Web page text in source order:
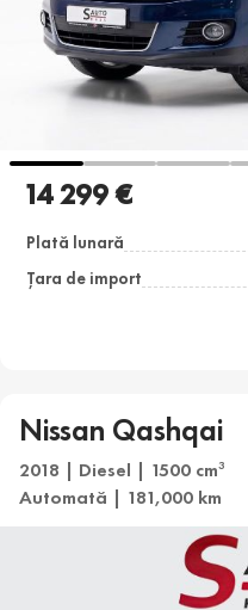
14 299 €
Plată lunară
Țara de import
Nissan Qashqai
2018 | Diesel | 1500 cm3
Automată | 181,000 km